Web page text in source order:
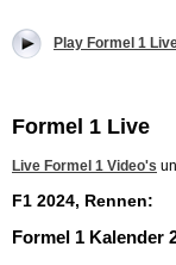
Play Formel 1
Formel 1 Live
Live Formel 1 Video's
F1 2024, Rennen:
Formel 1 Kalender